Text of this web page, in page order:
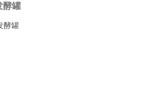
酵罐
酵罐